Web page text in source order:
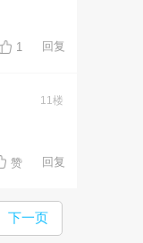
1 回复
11楼
赞 回复
下一页